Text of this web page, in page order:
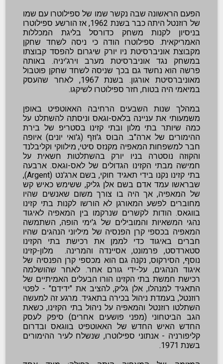
הפעם הראשונה שבה נקשר שמו של ספילוטרו עם שמו
של רוזנטל היתה כבר בשנת 1962, אז הורשע ספילוטרו
בניסיון לקנות משחק כדורסל בליגת המכללות
האמריקאית. ספילוטרו הודה כי ניסה לשחד שחקן
מקבוצת אוניברסיטת ניו יורק שיגרום להפסד קבוצתו
במשחק נגד אוניברסיטת מערב וירג'יניה. באותה
פרשה הוא נחשד גם בכך שניסה לשחד שחקן פוטבול
מאוניברסיטת אורגון. בשנת 1967, לאחר שהעסק
במיאמי היה בטוח, חזר ספילוטרו לשיקגו.
במהלך שנות השבעים הרחיבה האאוטפיט באופן
משמעותי את עניינה בלאס-וגאס וניסתה להשתלט על
כמה שיותר בתי מלון ובתי קזינו בסטריפ של בירת
ההימורים של ארה"ב. הבוס ג'וזף (ג'ואי יונים) איופה
חבר למשפחות המאפיה מקנזס סיטי, מילווקי וקליבלנד
והקוזה נוסטרה בניו יורק בהשתלטות חשאית על
חמישה מבתי הקזינו הגדולים של לאס-וגאס. ארבעה
בתי קזינו נקנו בידי תאגיד חוקי, בשם ארג'נט (Argent),
שבראשו עמד אדם בשם אלן גליק, ששימש כאיש קש
של המאפיה, אך היה בו צורך משום שאנשים שהיו
מחוברים לפשע המאורגן לא הורשו לקנות בתי קזינו
בווגאס. הודות לקשרים שנרקמו בין המאפיה לאיגוד
נהגי המשאיות והמובילים של ג'ימי הופה, השתמשה
המאפיה בכספי קרן הפנסיה של מיליוני הנהגים שהיו
חברים באיגוד כדי לממן את רכישת בתי הקזינו
סטארדסט, פרמונט, אסיינדה והמרינה. מלון-קזינו
נוסף, הסירקוס, נקנה גם הוא מכספי קרן הפנסיה של
איגוד הנהגים, על-ידי גורם אחר. לאחר שהושלמה
רכישת חמשת בתי הקזינו הורו הבעלים האמיתיים של
התאגיד למנהלו, אלן גליק, להציב את "ידידם" - לפטי
רוזנטל, בעמדת ניהול בכירה בתאגיד. מרגע זה למעשה
השתלטו רוזנטל והמאפיה על ניהול בתי הקזינו, כשאת
הגב הביטחוני (מפני פושעים אחרים) סיפק לעסק
החדש האיש החדש של האאוטפיט בווגאס ובדרום
קליפורניה - אנתוני ספילוטרו, שנשלח לעיר ההימורים
בשנת 1971.